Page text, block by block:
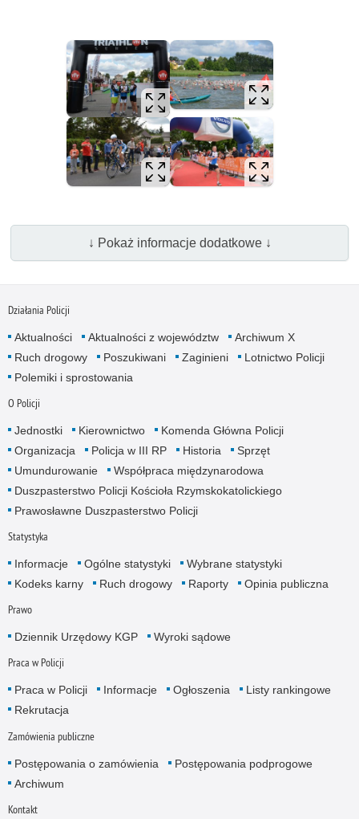
↓ Pokaż informacje dodatkowe ↓
Działania Policji
Aktualności Aktualności z województw
Archiwum X
Ruch drogowy
Poszukiwani Zaginieni
Lotnictwo Policji
Polemiki i sprostowania
O Policji
Jednostki Kierownictwo
Komenda Główna Policji
Organizacja
Policja w III RP Historia
Sprzęt
Umundurowanie
Współpraca międzynarodowa
Duszpasterstwo Policji Kościoła Rzymskokatolickiego
Prawosławne Duszpasterstwo Policji
Statystyka
Informacje Ogólne statystyki
Wybrane statystyki
Kodeks karny
Ruch drogowy Raporty Opinia publiczna
Prawo
Dziennik Urzędowy KGP Wyroki sądowe
Praca w Policji
Praca w Policji Informacje Ogłoszenia
Listy rankingowe
Rekrutacja
Zamówienia publiczne
Postępowania o zamówienia
Postępowania podprogowe
Archiwum
Kontakt